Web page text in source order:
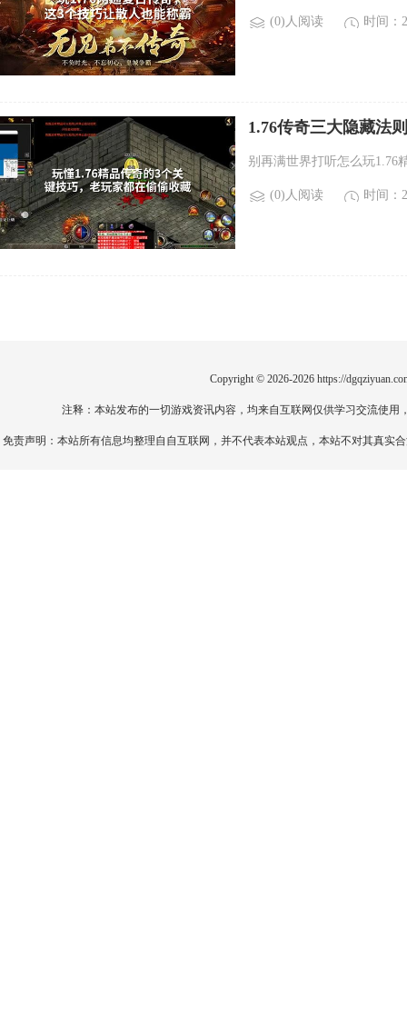
(0)人阅读 时间：
1.76传奇三大隐藏法
别再满世界打听怎么玩1.76
(0)人阅读 时间：
Copyright © 2026-2026 https://
注释：本站发布的一切游戏资讯内容，均来自互联网仅供学习交流使
免责声明：本站所有信息均整理自自互联网，并不代表本站观点，本站不对其真实